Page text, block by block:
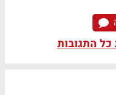
התגובות